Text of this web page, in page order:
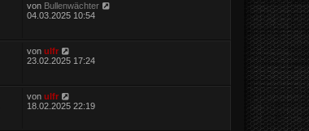
von Bullenwächter
04.03.2025 10:54
von ulfr
23.02.2025 17:24
von ulfr
18.02.2025 22:19